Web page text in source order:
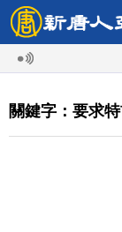
關鍵字：要求